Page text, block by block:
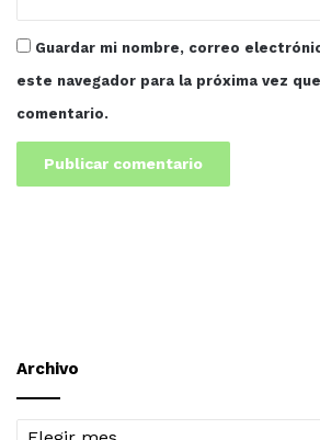
Guardar mi nombre, correo
este navegador para la próxima vez
comentario.
Archivo
Archivo